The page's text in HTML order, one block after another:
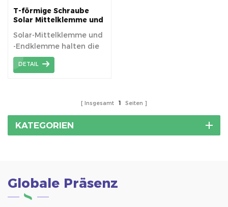
T-förmige Schraube
Solar Mittelklemme und
Solar-Mittelklemme und
-Endklemme halten die
Module mit Edelstahl-T-
Bolzen an der Schiene.
DETAIL
Insgesamt 1 Seiten
KATEGORIEN
Globale Präsenz